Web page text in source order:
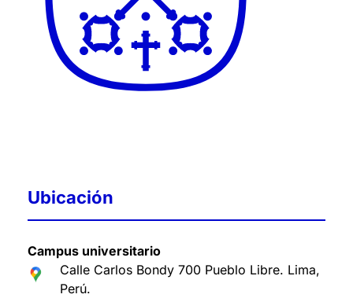
Ubicación
Campus universitario
Calle Carlos Bondy 700 Pueblo Libre. Lima,
Perú.